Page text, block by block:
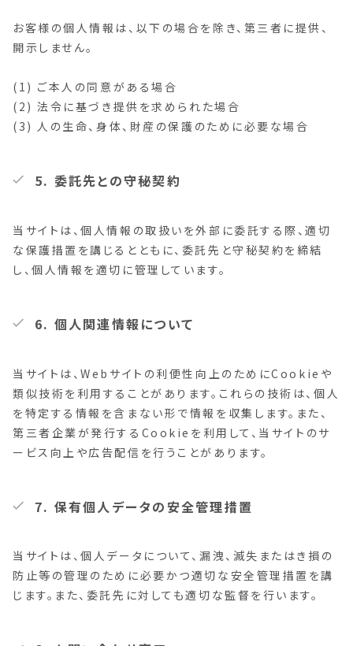
お客様の個人情報は、以下の場合を除き、第三者に提供、
開示しません。
(1) ご本人の同意がある場合
(2) 法令に基づき提供を求められた場合
(3) 人の生命、身体、財産の保護のために必要な場合
5. 委託先との守秘契約
当サイトは、個人情報の取扱いを外部に委託する際、適切
な保護措置を講じるとともに、委託先と守秘契約を締結
し、個人情報を適切に管理しています。
6. 個人関連情報について
当サイトは、Webサイトの利便性向上のためにCookieや
類似技術を利用することがあります。これらの技術は、個人
を特定する情報を含まない形で情報を収集します。また、
第三者企業が発行するCookieを利用して、当サイトのサ
ービス向上や広告配信を行うことがあります。
7. 保有個人データの安全管理措置
当サイトは、個人データについて、漏洩、滅失またはき損の
防止等の管理のために必要かつ適切な安全管理措置を講
じます。また、委託先に対しても適切な監督を行います。